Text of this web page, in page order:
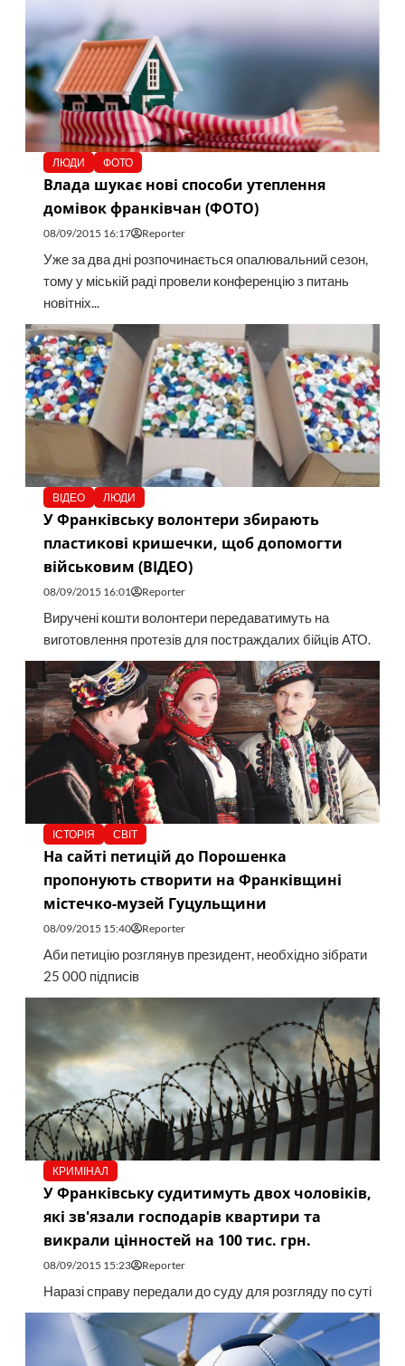
ЛЮДИ ФОТО
Влада шукає нові способи утеплення
домівок франківчан (ФОТО)
08/09/2015 16:17 Reporter
Уже за два дні розпочинається опалювальний сезон,
тому у міській раді провели конференцію з питань
новітніх...
ВІДЕО ЛЮДИ
У Франківську волонтери збирають
пластикові кришечки, щоб допомогти
військовим (ВІДЕО)
08/09/2015 16:01 Reporter
Виручені кошти волонтери передаватимуть на
виготовлення протезів для постраждалих бійців АТО.
ІСТОРІЯ СВІТ
На сайті петицій до Порошенка
пропонують створити на Франківщині
містечко-музей Гуцульщини
08/09/2015 15:40 Reporter
Аби петицію розглянув президент, необхідно зібрати
25 000 підписів
КРИМІНАЛ
У Франківську судитимуть двох чоловіків,
які зв'язали господарів квартири та
викрали цінностей на 100 тис. грн.
08/09/2015 15:23 Reporter
Наразі справу передали до суду для розгляду по суті